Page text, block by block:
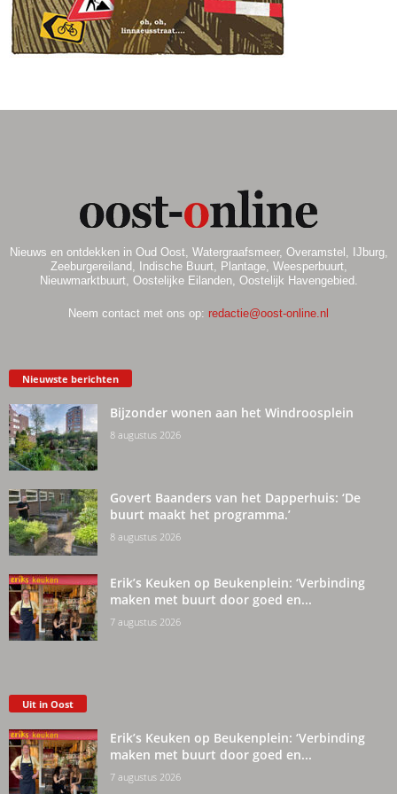
Nieuws en ontdekken in Oud Oost, Watergraafsmeer, Overamstel, IJburg,
Zeeburgereiland, Indische Buurt, Plantage, Weesperbuurt,
Nieuwmarktbuurt, Oostelijke Eilanden, Oostelijk Havengebied.
Neem contact met ons op: redactie@oost-online.nl
Nieuwste berichten
Bijzonder wonen aan het Windroosplein
8 augustus 2026
Govert Baanders van het Dapperhuis: ‘De
buurt maakt het programma.’
8 augustus 2026
Erik’s Keuken op Beukenplein: ‘Verbinding
maken met buurt door goed en...
7 augustus 2026
Uit in Oost
Erik’s Keuken op Beukenplein: ‘Verbinding
maken met buurt door goed en...
7 augustus 2026